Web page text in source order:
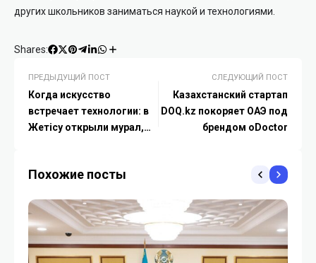
других школьников заниматься наукой и технологиями.
Shares:
ПРЕДЫДУЩИЙ ПОСТ
Когда искусство
встречает технологии: в
Жетісу открыли мурал,
СЛЕДУЮЩИЙ ПОСТ
Казахстанский стартап
DOQ.kz покоряет ОАЭ под
брендом oDoctor
Похожие посты